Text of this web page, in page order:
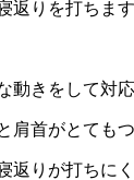
返りを打ちます
動きをして対
肩首がとても
返りが打ちに